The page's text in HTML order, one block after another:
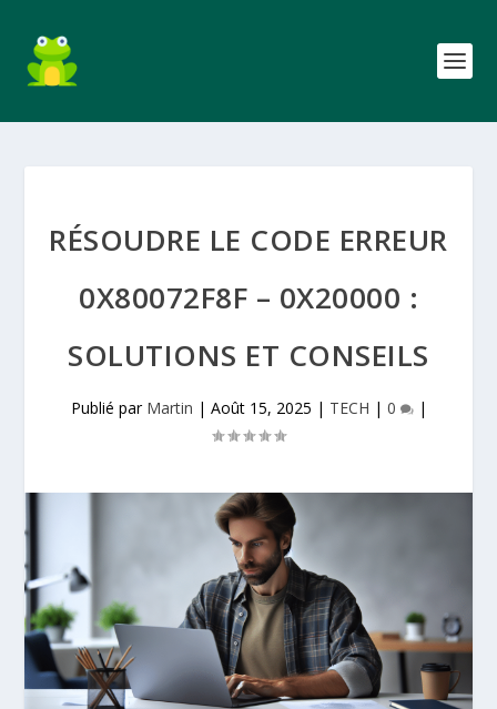
RÉSOUDRE LE CODE ERREUR
0X80072F8F – 0X20000 :
SOLUTIONS ET CONSEILS
Publié par Martin | Août 15, 2025 | TECH | 0 |